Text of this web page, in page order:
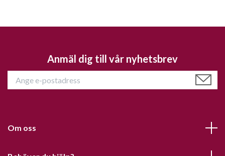
Anmäl dig till vår nyhetsbrev
Om oss